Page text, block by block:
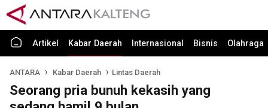
Artikel Kabar Daerah Internasional Bisnis Olahraga
ANTARA Kabar Daerah Lintas Daerah
Seorang pria bunuh kekasih yang